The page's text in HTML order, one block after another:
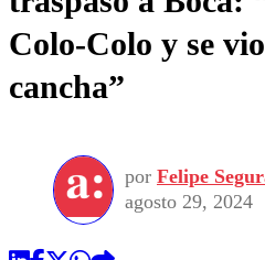
Colo-Colo y se
cancha”
por Felipe
agosto 29, 2024